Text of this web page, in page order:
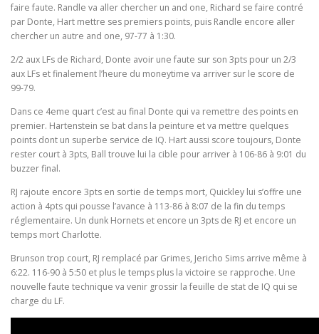
faire faute. Randle va aller chercher un and one, Richard se faire contré
par Donte, Hart mettre ses premiers points, puis Randle encore aller
chercher un autre and one, 97-77 à 1:30.
2/2 aux LFs de Richard, Donte avoir une faute sur son 3pts pour un 2/3
aux LFs et finalement l’heure du moneytime va arriver sur le score de
99-79.
Dans ce 4eme quart c’est au final Donte qui va remettre des points en
premier. Hartenstein se bat dans la peinture et va mettre quelques
points dont un superbe service de IQ. Hart aussi score toujours, Donte
rester court à 3pts, Ball trouve lui la cible pour arriver à 106-86 à 9:01 du
buzzer final.
RJ rajoute encore 3pts en sortie de temps mort, Quickley lui s’offre une
action à 4pts qui pousse l’avance à 113-86 à 8:07 de la fin du temps
réglementaire. Un dunk Hornets et encore un 3pts de RJ et encore un
temps mort Charlotte.
Brunson trop court, RJ remplacé par Grimes, Jericho Sims arrive même à
6:22. 116-90 à 5:50 et plus le temps plus la victoire se rapproche. Une
nouvelle faute technique va venir grossir la feuille de stat de IQ qui se
charge du LF.